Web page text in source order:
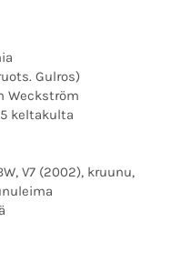
Gulros)
Weckström
keltakulta
V7 (2002), kruunu,